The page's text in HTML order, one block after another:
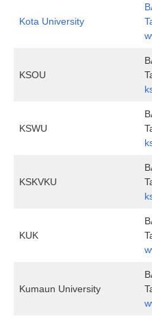
Kota University
KSOU
KSWU
KSKVKU
KUK
Kumaun University